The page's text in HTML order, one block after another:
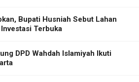
Bupati Husniah Sebut Lahan
Terbuka
DPD Wahdah Islamiyah Ikuti